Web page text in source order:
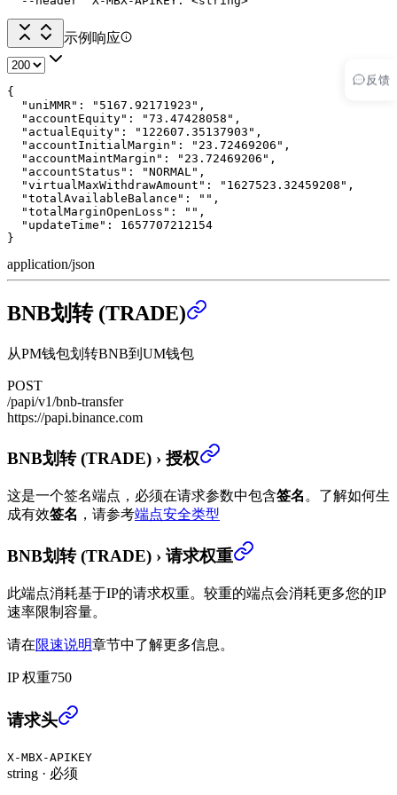
反馈
示例响应
{
  "uniMMR": "5167.92171923",
  "accountEquity": "73.47428058",
  "actualEquity": "122607.35137903",
  "accountInitialMargin": "23.72469206",
  "accountMaintMargin": "23.72469206",
  "accountStatus": "NORMAL",
  "virtualMaxWithdrawAmount": "1627523.32459208",
  "totalAvailableBalance": "",
  "totalMarginOpenLoss": "",
  "updateTime": 1657707212154
}
application/json
BNB划转 (TRADE)
从PM钱包划转BNB到UM钱包
POST
/papi/v1/bnb-transfer
https://papi.binance.com
BNB划转 (TRADE) › 授权
这是一个签名端点，必须在请求参数中包含签名 。 了解如何生
成有效签名 ，请参考端点安全类型
BNB划转 (TRADE) › 请求权重
此端点消耗基于IP的请求权重。较重的端点会消耗更多您的IP
速率限制容量。
请在限速说明章节中了解更多信息。
IP 权重750
BNB划转 (TRADE)
请求头
X-MBX-APIKEY
string · 必须